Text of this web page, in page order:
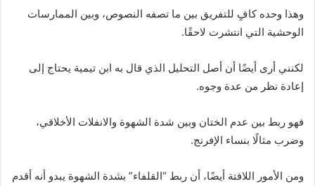
وهذا وحده كافٍ للتفريق بين ما تصفه النصوص، وبين الممارسات
الوحشية التي انتشرت لاحقًا.
لكنني أرى أيضًا أن أصل التحليل الذي قال به ابن تيمية يحتاج إلى
إعادة نظر من عدة وجوه.
فهو ربط بين عدم الختان وبين شدة الشهوة والانفلات الأخلاقي،
وضرب مثالًا بنساء الإفرنج.
ومن الأمور اللافتة أيضًا، أن ربط “القلفاء” بشدة الشهوة يبدو أنه أقدم